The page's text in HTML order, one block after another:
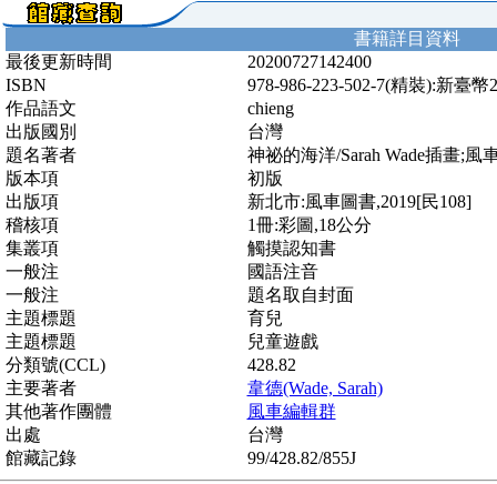
書籍詳目資料
最後更新時間
20200727142400
ISBN
978-986-223-502-7(精裝):新臺幣
作品語文
chieng
出版國別
台灣
題名著者
神祕的海洋/Sarah Wade插畫;風
版本項
初版
出版項
新北市:風車圖書,2019[民108]
稽核項
1冊:彩圖,18公分
集叢項
觸摸認知書
一般注
國語注音
一般注
題名取自封面
主題標題
育兒
主題標題
兒童遊戲
分類號(CCL)
428.82
主要著者
韋德(Wade, Sarah)
其他著作團體
風車編輯群
出處
台灣
館藏記錄
99/428.82/855J